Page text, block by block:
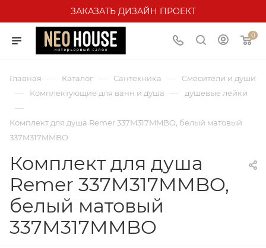
ЗАКАЗАТЬ ДИЗАЙН ПРОЕКТ
0
Главная — Каталог — Сантехника — Смесители и души
— Комплектующие для ванн и душа — душевые лейки
—
Комплект для душа Remer 337M317MMBO, белый матовый
337M317MMBO
Комплект для душа
Remer 337M317MMBO,
белый матовый
337M317MMBO